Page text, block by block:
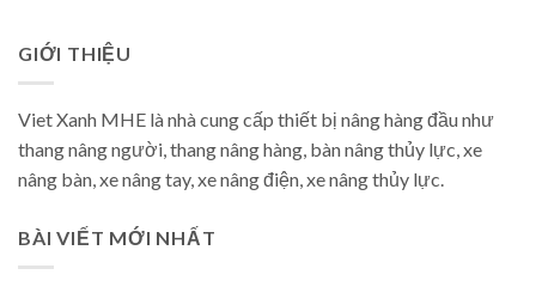
GIỚI THIỆU
Viet Xanh MHE là nhà cung cấp thiết bị nâng hàng đầu như
thang nâng người, thang nâng hàng, bàn nâng thủy lực, xe
nâng bàn, xe nâng tay, xe nâng điện, xe nâng thủy lực.
BÀI VIẾT MỚI NHẤT